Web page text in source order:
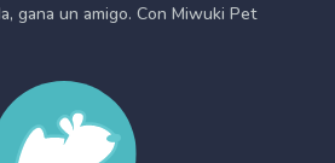
gana un amigo. Con Miwuki Pet